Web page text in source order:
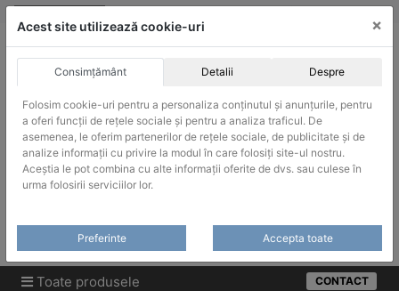
Skip
ACHIZITII PUBLICE
Produsele pot fi achizitionate si in sistemul SEAP / SICAP
Products
Toate produsele CONTACT
Acest site utilizează cookie-uri ×
Consimțământ Detalii Despre
Folosim cookie-uri pentru a personaliza conținutul și anunțurile, pentru
a oferi funcții de rețele sociale și pentru a analiza traficul. De
asemenea, le oferim partenerilor de rețele sociale, de publicitate și de
analize informații cu privire la modul în care folosiți site-ul nostru.
Aceștia le pot combina cu alte informații oferite de dvs. sau culese în
urma folosirii serviciilor lor.
Preferinte Accepta toate